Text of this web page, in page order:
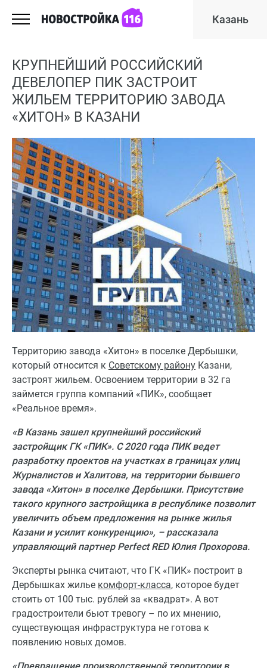
Казань
КРУПНЕЙШИЙ РОССИЙСКИЙ
ДЕВЕЛОПЕР ПИК ЗАСТРОИТ
ЖИЛЬЕМ ТЕРРИТОРИЮ ЗАВОДА
«ХИТОН» В КАЗАНИ
Территорию завода «Хитон» в поселке Дербышки,
который относится к Советскому району Казани,
застроят жильем. Освоением территории в 32 га
займется группа компаний «ПИК», сообщает
«Реальное время».
«В Казань зашел крупнейший российский
застройщик ГК «ПИК». С 2020 года ПИК ведет
разработку проектов на участках в границах улиц
Журналистов и Халитова, на территории бывшего
завода «Хитон» в поселке Дербышки. Присутствие
такого крупного застройщика в республике позволит
увеличить объем предложения на рынке жилья
Казани и усилит конкуренцию», – рассказала
управляющий партнер Perfect RED Юлия Прохорова.
Эксперты рынка считают, что ГК «ПИК» построит в
Дербышках жилье комфорт-класса, которое будет
стоить от 100 тыс. рублей за «квадрат». А вот
градостроители бьют тревогу – по их мнению,
существующая инфраструктура не готова к
появлению новых домов.